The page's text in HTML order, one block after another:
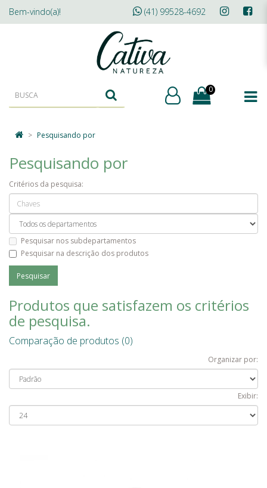
Bem-vindo(a)! (41) 99528-4692
0
Pesquisando por
Pesquisando por
Critérios da pesquisa:
Pesquisar nos subdepartamentos
Pesquisar na descrição dos produtos
Produtos que satisfazem os critérios
de pesquisa.
Comparação de produtos (0)
Organizar por:
Exibir: